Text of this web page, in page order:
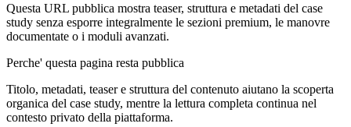
Questa URL pubblica mostra teaser, struttura e metadati del case
study senza esporre integralmente le sezioni premium, le manovre
documentate o i moduli avanzati.
Perche' questa pagina resta pubblica
Titolo, metadati, teaser e struttura del contenuto aiutano la scoperta
organica del case study, mentre la lettura completa continua nel
contesto privato della piattaforma.